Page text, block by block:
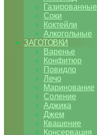
Газированные
Соки
Коктейли
Алкогольные
ЗАГОТОВКИ
Варенье
Конфитюр
Повидло
Лечо
Маринование
Соление
Аджика
Джем
Квашение
Консервация